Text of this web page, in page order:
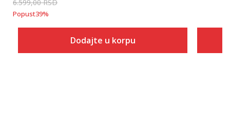
6.599,00RSD
Popust39%
Dodajte u korpu